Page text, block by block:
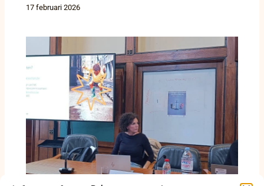
17 februari 2026